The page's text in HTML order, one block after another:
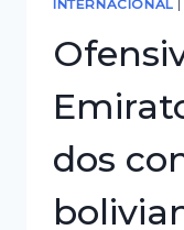
una
INTERNACIONAL |
dos